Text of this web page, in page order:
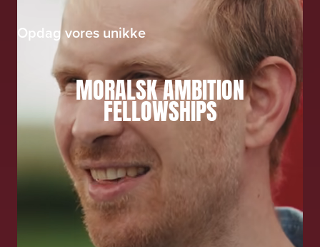
Opdag vores unikke
MORALSK AMBITION
FELLOWSHIPS